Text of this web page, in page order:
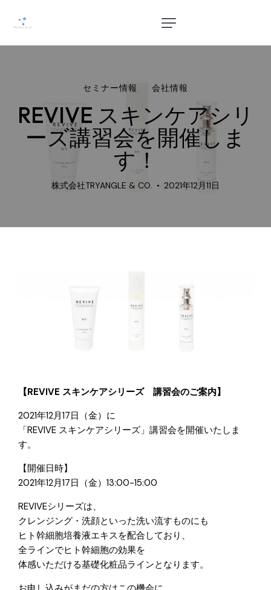
セミナー情報 会社情報
REVIVE スキンケアシリ
ーズ講習会を開催しま
す！
株式会社TRYANGLE & CO. 2021年12月11日
【REVIVE スキンケアシリーズ 講習会のご案内】
2021年12月17日（金）に
「REVIVE スキンケアシリーズ」講習会を開催いたしま
す。
【開催日時】
2021年12月17日（金）13:00-15:00
REVIVEシリーズは、
クレンジング・洗顔といった洗い流すものにも
ヒト幹細胞培養液エキスを配合しており、
全ラインでヒト幹細胞の効果を
体感いただける基礎化粧品ラインとなります。